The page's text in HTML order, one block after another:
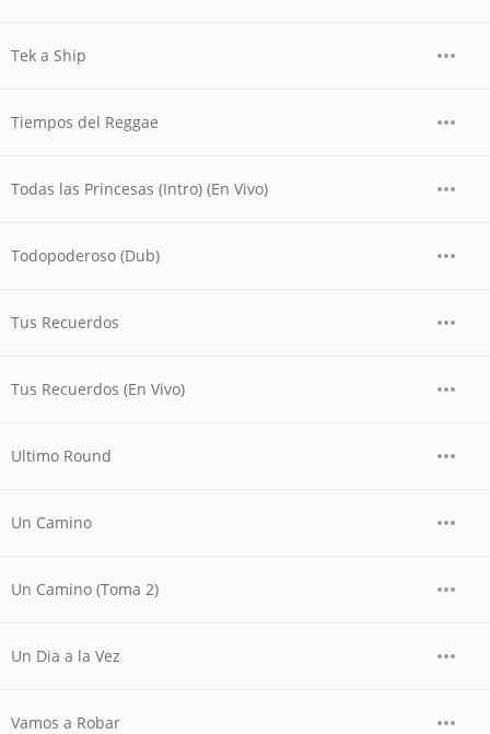
Tek a Ship
Tiempos del Reggae
Todas las Princesas (Intro) (En Vivo)
Todopoderoso (Dub)
Tus Recuerdos
Tus Recuerdos (En Vivo)
Ultimo Round
Un Camino
Un Camino (Toma 2)
Un Dia a la Vez
Vamos a Robar